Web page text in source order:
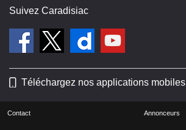
Suivez Caradisiac
Téléchargez nos applications mobiles
Contact Annonceurs